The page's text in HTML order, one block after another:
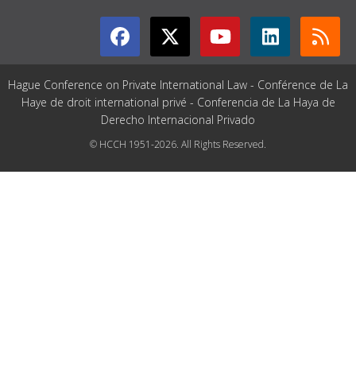
Hague Conference on Private International Law - Conférence de La
Haye de droit international privé - Conferencia de La Haya de
Derecho Internacional Privado
© HCCH 1951-2026. All Rights Reserved.